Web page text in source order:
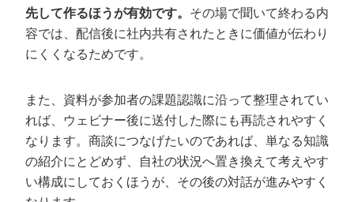
先して作るほうが有効です。 その場で聞いて終わる内
容では、配信後に社内共有されたときに価値が伝わり
にくくなるためです。
また、資料が参加者の課題認識に沿って整理されてい
れば、ウェビナー後に送付した際にも再読されやすく
なります。商談につなげたいのであれば、単なる知識
の紹介にとどめず、自社の状況へ置き換えて考えやす
い構成にしておくほうが、その後の対話が進みやすく